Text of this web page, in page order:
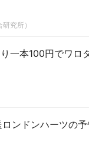
究所）
一本100円でワロ
ロンドンハーツの